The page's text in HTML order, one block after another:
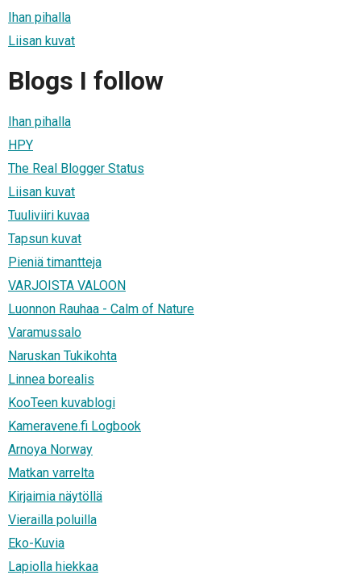
Ihan pihalla
Liisan kuvat
Blogs I follow
Ihan pihalla
HPY
The Real Blogger Status
Liisan kuvat
Tuuliviiri kuvaa
Tapsun kuvat
Pieniä timantteja
VARJOISTA VALOON
Luonnon Rauhaa - Calm of Nature
Varamussalo
Naruskan Tukikohta
Linnea borealis
KooTeen kuvablogi
Kameravene.fi Logbook
Arnoya Norway
Matkan varrelta
Kirjaimia näytöllä
Vierailla poluilla
Eko-Kuvia
Lapiolla hiekkaa